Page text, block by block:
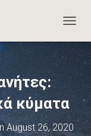
O
G
L
E
A
V
I
κύματα
August 26, 2020